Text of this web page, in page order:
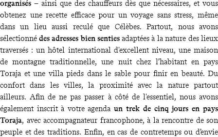
organisés – ainsi que des chauffeurs dès que nécessaires, et vous
obtenez une recette efficace pour un voyage sans stress, même
dans un lieu aussi reculé que Célèbes. Partout, nous avons
sélectionné des adresses bien senties adaptées à la nature des lieux
traversés : un hôtel international d'excellent niveau, une maison
de montagne traditionnelle, une nuit chez l’habitant en pays
Toraja et une villa pieds dans le sable pour finir en beauté. Du
confort dans les villes, la proximité avec la nature partout
ailleurs. Afin de ne pas passer à côté de l'essentiel, nous avons
également inscrit à votre agenda un trek de cinq jours en pays
Toraja, avec accompagnateur francophone, à la rencontre de son
peuple et des traditions. Enfin, en cas de contretemps ou d’envie